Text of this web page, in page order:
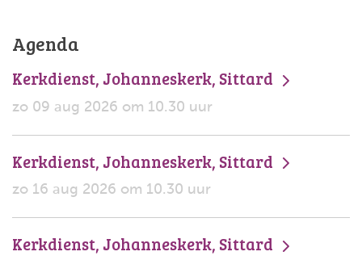
Agenda
Kerkdienst, Johanneskerk, Sittard
zo 09 aug 2026 om 10.30 uur
Kerkdienst, Johanneskerk, Sittard
zo 16 aug 2026 om 10.30 uur
Kerkdienst, Johanneskerk, Sittard